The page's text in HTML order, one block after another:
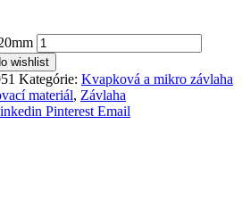
wishlist
Kategórie: Kvapková a mikro závlaha​
materiál, Závlaha
Pinterest Email